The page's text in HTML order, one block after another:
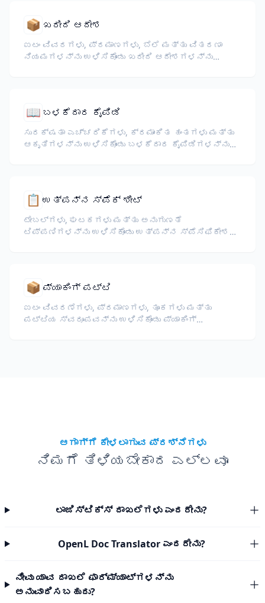
📦 ಖರೀದಿ ಆದೇಶ
ಐಟಂ ವಿವರಗಳು, ಪ್ರಮಾಣಗಳು, ಬೆಲೆ ಮತ್ತು ವಿತರಣಾ
ನಿಯಮಗಳನ್ನು ಉಳಿಸಿಕೊಂಡು ಖರೀದಿ ಆದೇಶಗಳನ್ನು
📖 ಬಳಕೆದಾರ ಕೈಪಿಡಿ
ಸುರಕ್ಷತಾ ಎಚ್ಚರಿಕೆಗಳು, ಕ್ರಮಾಂಕಿತ ಹಂತಗಳು ಮತ್ತು
ಆಕೃತಿಗಳನ್ನು ಉಳಿಸಿಕೊಂಡು ಬಳಕೆದಾರ ಕೈಪಿಡಿಗಳನ್ನು
📋 ಉತ್ಪನ್ನ ಸ್ಪೆಕ್ ಶೀಟ್
ಟೇಬಲ್‌ಗಳು, ಘಟಕಗಳು ಮತ್ತು ಅನುಗುಣತೆ
ಟಿಪ್ಪಣಿಗಳನ್ನು ಉಳಿಸಿಕೊಂಡು ಉತ್ಪನ್ನ ಸ್ಪೆಸಿಫಿಕೇಶನ್
📦 ಪ್ಯಾಕಿಂಗ್ ಪಟ್ಟಿ
ಐಟಂ ವಿವರಣೆಗಳು, ಪ್ರಮಾಣಗಳು, ತೂಕಗಳು ಮತ್ತು
ಪಟ್ಟಿಯ ಸ್ವರೂಪವನ್ನು ಉಳಿಸಿಕೊಂಡು ಪ್ಯಾಕಿಂಗ್
ಆಗಾಗ್ಗೆ ಕೇಳಲಾಗುವ ಪ್ರಶ್ನೆಗಳು
ನಿಮಗೆ ತಿಳಿಯಬೇಕಾದ ಎಲ್ಲವೂ
ಲಾಜಿಸ್ಟಿಕ್ಸ್ ದಾಖಲೆಗಳು ಎಂದರೇನು?
OpenL Doc Translator ಎಂದರೇನು?
ನೀವು ಯಾವ ದಾಖಲೆ ಫಾರ್ಮ್ಯಾಟ್‌ಗಳನ್ನು
ಅನುವಾದಿಸಬಹುದು?